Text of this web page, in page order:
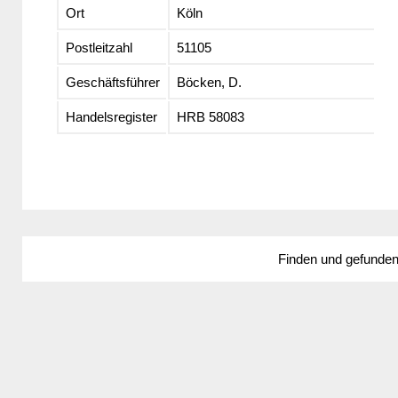
Ort Köln
Postleitzahl 51105
Geschäftsführer Böcken, D.
Handelsregister HRB 58083
Finden und